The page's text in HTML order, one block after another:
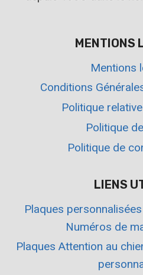
MENTIONS
Mentions
Conditions
Politique
Politique
Politique de
LIENS
Plaques
Numéros de
Plaques Attention au